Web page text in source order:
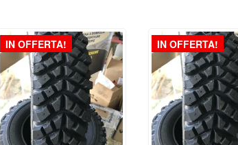
IN OFFERTA! IN OFFERTA!